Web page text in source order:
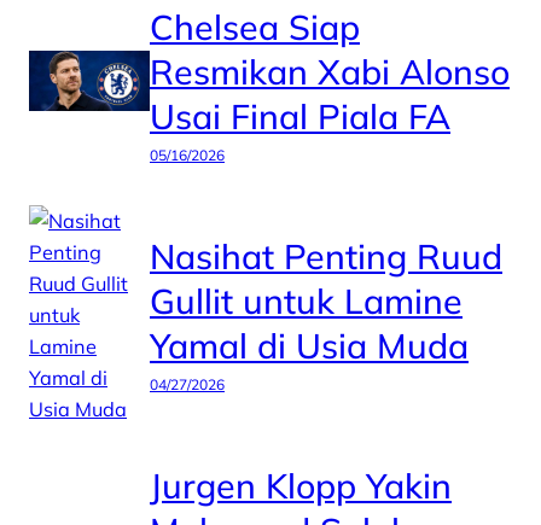
Chelsea Siap
Resmikan Xabi Alonso
Usai Final Piala FA
05/16/2026
Nasihat Penting Ruud
Gullit untuk Lamine
Yamal di Usia Muda
04/27/2026
Jurgen Klopp Yakin